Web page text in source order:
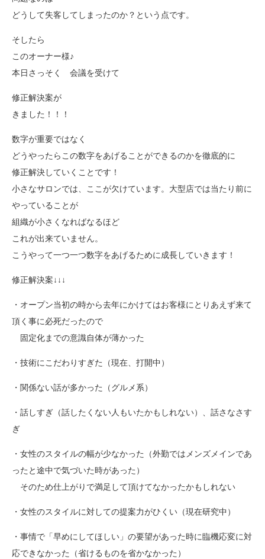
どうして失客してしまったのか？という点です。
そしたら
このオーナー様♪
本日さっそく 会議を受けて
修正解決案が
きました！！！
数字が重要ではなく
どうやったらこの数字をあげることができるのかを徹底的に
修正解決していくことです！
小さなサロンでは、ここが欠けています。大型店では当たり前に
やっていることが
組織が小さくなればなるほど
これが出来ていません。
こうやって一つ一つ数字をあげるために成長していきます！
修正解決案↓↓↓
・オープン当初の時から去年にかけてはお客様にとりあえず来て
頂く事に必死だったので
固定化までの意識自体が薄かった
・技術にこだわりすぎた（現在、打開中）
・関係ない話が多かった（グルメ系）
・話しすぎ（話したくない人もいたかもしれない）、話さなさす
ぎ
・女性のスタイルの幅が少なかった（外勤ではメンズメインであ
ったと途中で気づいた時があった）
そのため仕上がりで満足して頂けてなかったかもしれない
・女性のスタイルに対しての提案力がひくい（現在研究中）
・事情で「早めにしてほしい」の要望があった時に臨機応変に対
応できなかった（省けるものを省かなかった）